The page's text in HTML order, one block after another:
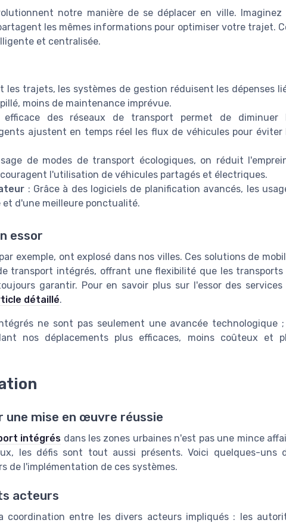
notre manière de se déplacer en ville. Imaginez
les mêmes informations pour optimiser votre trajet.
et centralisée.
les trajets, les systèmes de gestion réduisent les dépenses
moins de maintenance imprévue.
des réseaux de transport permet de diminuer
ajustent en temps réel les flux de véhicules pour éviter
de modes de transport écologiques, on réduit
l'utilisation de véhicules partagés et électriques.
: Grâce à des logiciels de planification avancés, les
d'une meilleure ponctualité.
essor
exemple, ont explosé dans nos villes. Ces solutions de
transport intégrés, offrant une flexibilité que les transports
garantir. Pour en savoir plus sur l'essor des services
détaillé.
ne sont pas seulement une avancée technologique
nos déplacements plus efficaces, moins coûteux et
une mise en œuvre réussie
intégrés dans les zones urbaines n'est pas une mince
les défis sont tout aussi présents. Voici quelques-uns
de l'implémentation de ces systèmes.
acteurs
coordination entre les divers acteurs impliqués : les